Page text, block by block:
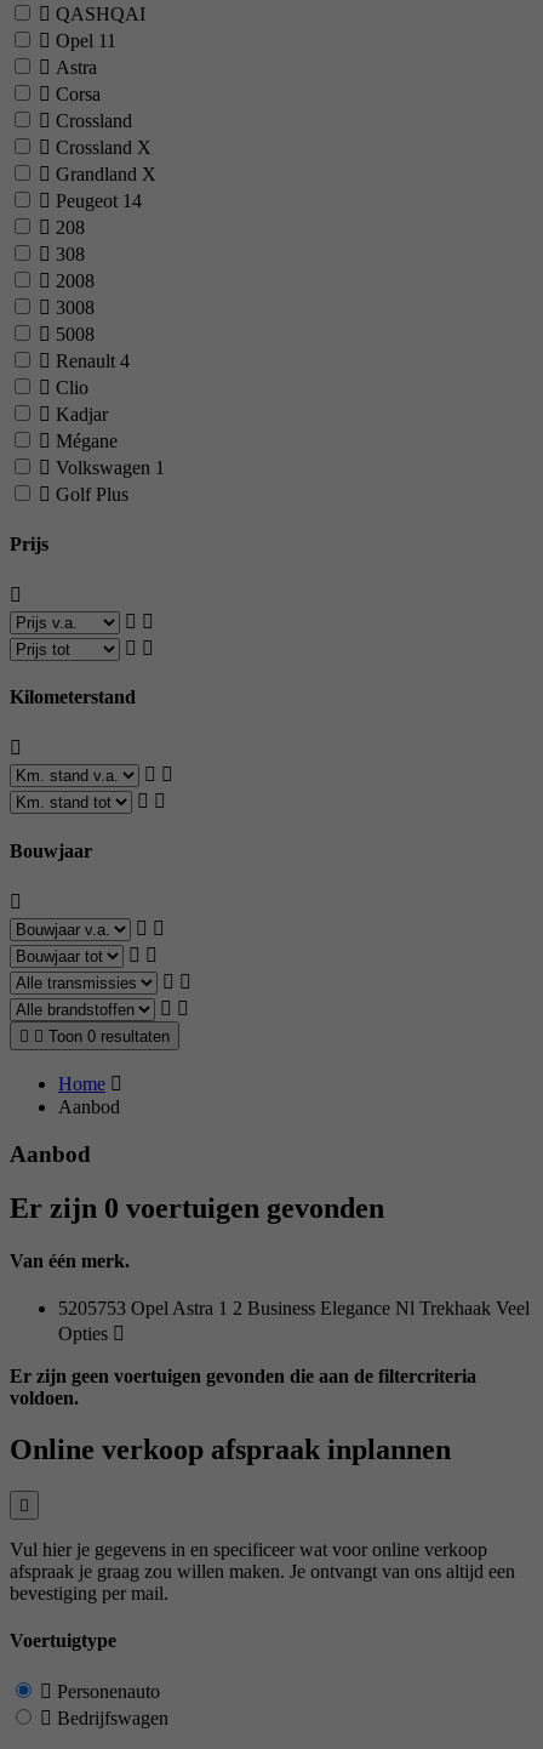
QASHQAI
Opel 11
Astra
Corsa
Crossland
Crossland X
Grandland X
Peugeot 14
208
308
2008
3008
5008
Renault 4
Clio
Kadjar
Mégane
Volkswagen 1
Golf Plus
Prijs
Kilometerstand
Bouwjaar
Toon 0 resultaten
Home
Aanbod
Aanbod
Er zijn 0 voertuigen gevonden
Van één merk.
5205753 Opel Astra 1 2 Business Elegance Nl Trekhaak Veel
Opties
Er zijn geen voertuigen gevonden die aan de filtercriteria
voldoen.
Online verkoop afspraak inplannen
Vul hier je gegevens in en specificeer wat voor online verkoop
afspraak je graag zou willen maken. Je ontvangt van ons altijd een
bevestiging per mail.
Voertuigtype
Personenauto
Bedrijfswagen